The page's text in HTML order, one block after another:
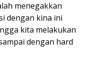
menegakkan
dengan kina ini
kita melakukan
dengan hard